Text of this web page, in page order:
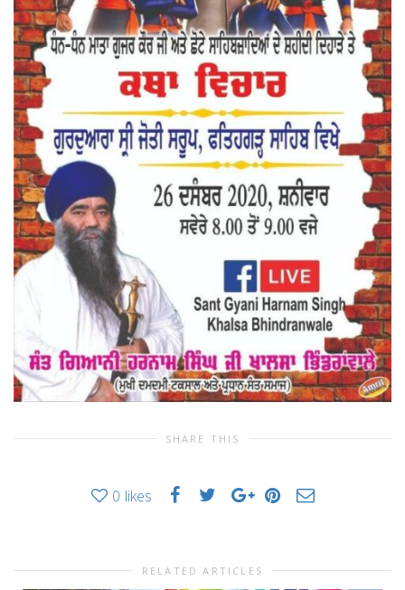
SHARE THIS
0 likes
RELATED ARTICLES